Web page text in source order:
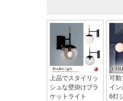
上品でスタイリッ
シュな壁掛けブラ
ケットライト
可動
イン
6灯